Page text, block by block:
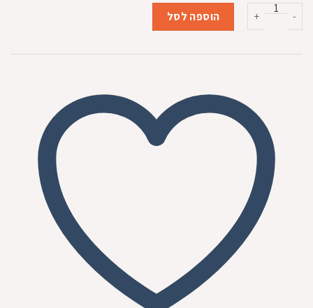
המקורי
היה:
₪6.00.
הנוכחי
הוא:
₪5.80.
כמות של מעדן קטיפיסט ארנב לחתולים מעוקרים 85 גרם
הוספה לסל